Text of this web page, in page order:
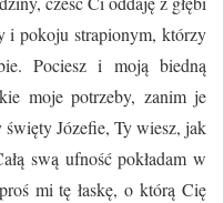
i pokoju strapionym, którzy
Pociesz i moją biedną
moje potrzeby, zanim je
Józefie, Ty wiesz, jak
swą ufność pokładam w
mi tę łaskę, o którą Cię